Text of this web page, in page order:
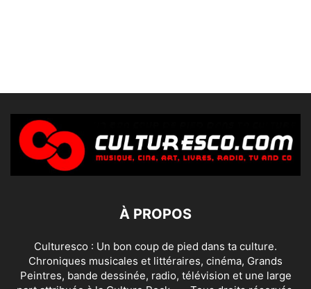
À PROPOS
Culturesco : Un bon coup de pied dans ta culture.
Chroniques musicales et littéraires, cinéma, Grands
Peintres, bande dessinée, radio, télévision et une large